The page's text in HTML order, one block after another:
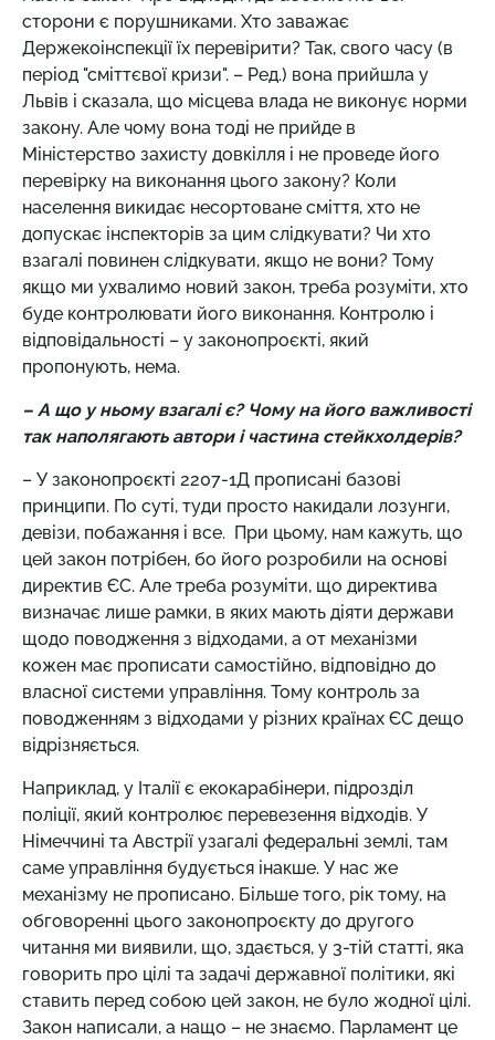
сторони є порушниками. Хто заважає
Держекоінспекції їх перевірити? Так, свого часу (в
період "сміттєвої кризи". – Ред.) вона прийшла у
Львів і сказала, що місцева влада не виконує норми
закону. Але чому вона тоді не прийде в
Міністерство захисту довкілля і не проведе його
перевірку на виконання цього закону? Коли
населення викидає несортоване сміття, хто не
допускає інспекторів за цим слідкувати? Чи хто
взагалі повинен слідкувати, якщо не вони? Тому
якщо ми ухвалимо новий закон, треба розуміти, хто
буде контролювати його виконання. Контролю і
відповідальності – у законопроєкті, який
пропонують, нема.
– А що у ньому взагалі є? Чому на його важливості
так наполягають автори і частина стейкхолдерів?
– У законопроєкті 2207-1Д прописані базові
принципи. По суті, туди просто накидали лозунги,
девізи, побажання і все. При цьому, нам кажуть, що
цей закон потрібен, бо його розробили на основі
директив ЄС. Але треба розуміти, що директива
визначає лише рамки, в яких мають діяти держави
щодо поводження з відходами, а от механізми
кожен має прописати самостійно, відповідно до
власної системи управління. Тому контроль за
поводженням з відходами у різних країнах ЄС дещо
відрізняється.
Наприклад, у Італії є екокарабінери, підрозділ
поліції, який контролює перевезення відходів. У
Німеччині та Австрії узагалі федеральні землі, там
саме управління будується інакше. У нас же
механізму не прописано. Більше того, рік тому, на
обговоренні цього законопроєкту до другого
читання ми виявили, що, здається, у 3-тій статті, яка
говорить про цілі та задачі державної політики, які
ставить перед собою цей закон, не було жодної цілі.
Закон написали, а нащо – не знаємо. Парламент це